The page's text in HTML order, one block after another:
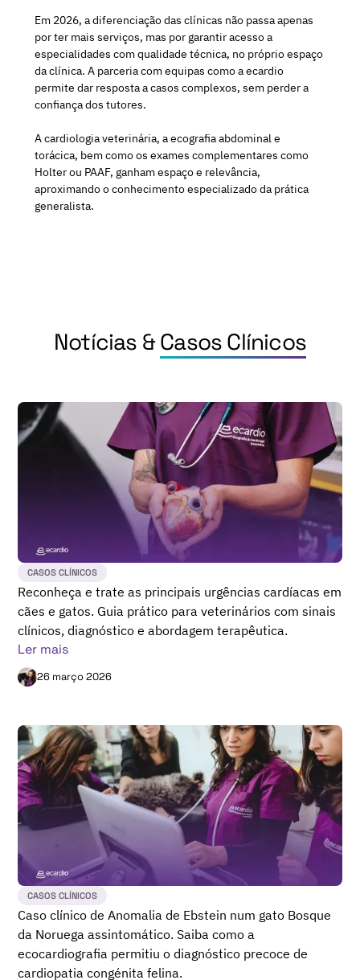
Em 2026, a diferenciação das clínicas não passa apenas
por ter mais serviços, mas por garantir acesso a
especialidades com qualidade técnica, no próprio espaço
da clínica. A parceria com equipas como a ecardio
permite dar resposta a casos complexos, sem perder a
confiança dos tutores.
A cardiologia veterinária, a ecografia abdominal e
torácica, bem como os exames complementares como
Holter ou PAAF, ganham espaço e relevância,
aproximando o conhecimento especializado da prática
generalista.
Notícias &Casos Clínicos
CASOS CLÍNICOS
Reconheça e trate as principais urgências cardíacas em
cães e gatos. Guia prático para veterinários com sinais
clínicos, diagnóstico e abordagem terapêutica.
Ler mais
26 março 2026
CASOS CLÍNICOS
Caso clínico de Anomalia de Ebstein num gato Bosque
da Noruega assintomático. Saiba como a
ecocardiografia permitiu o diagnóstico precoce de
cardiopatia congénita felina.